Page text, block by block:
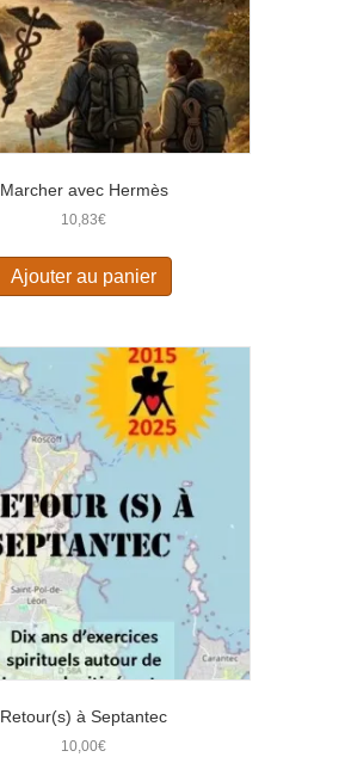
Marcher avec Hermès
10,83€
Ajouter au panier
Retour(s) à Septantec
10,00€